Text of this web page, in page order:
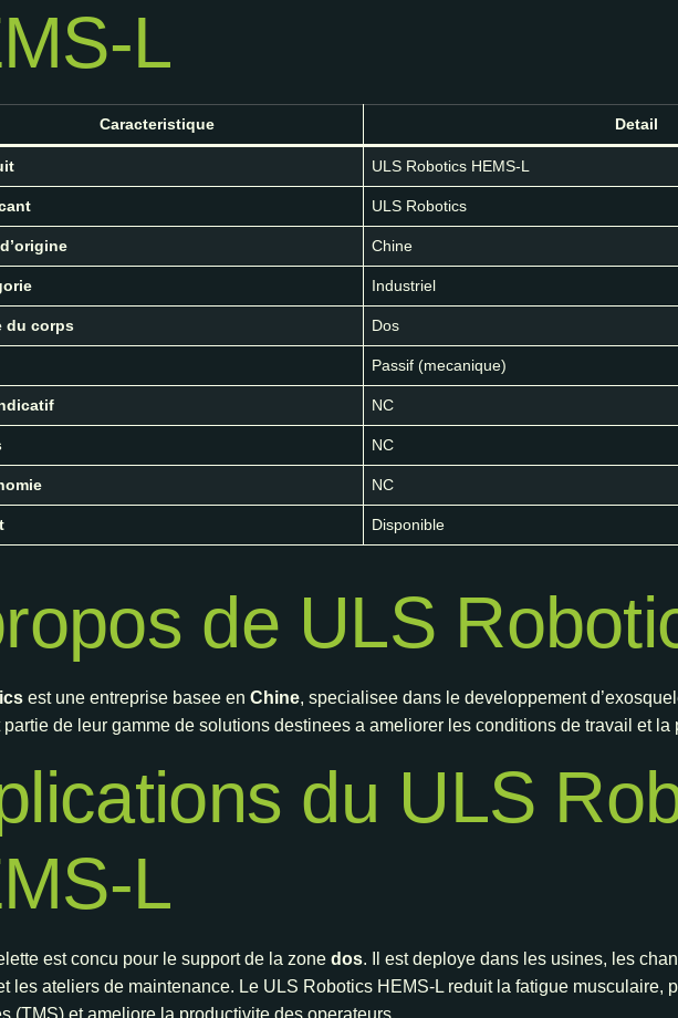
L
Caracteristique Detail
ULS Robotics HEMS-L
ULS Robotics
Chine
Industriel
du corps Dos
Passif (mecanique)
NC
NC
NC
Disponible
de ULS
est une entreprise basee en Chine, specialisee dans le developpement
partie de leur gamme de solutions destinees a ameliorer les conditions de travail et la
du ULS
L
est concu pour le support de la zone dos. Il est deploye dans les usines, les
les ateliers de maintenance. Le ULS Robotics HEMS-L reduit la fatigue musculaire,